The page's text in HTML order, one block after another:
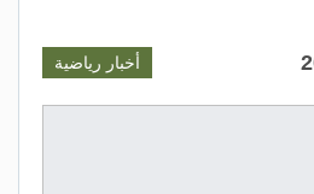
أخبار رياضية